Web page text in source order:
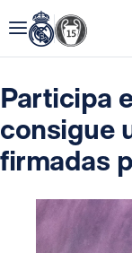
Participa
consigue
firmadas